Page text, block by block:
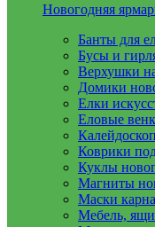
Новогодняя
Банты для
Бусы и
Верхушки
Домики
Елки
Еловые
Коврики
Куклы
Магниты
Маски
Мебель,